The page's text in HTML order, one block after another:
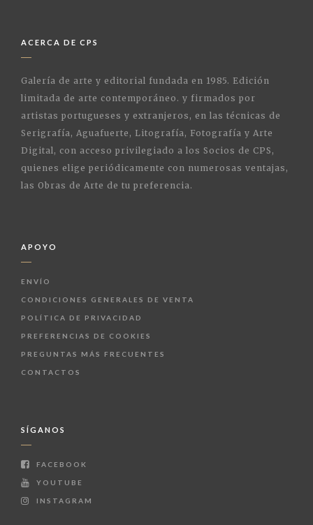
ACERCA DE CPS
Galería de arte y editorial fundada en 1985. Edición
limitada de arte contemporáneo. y firmados por
artistas portugueses y extranjeros, en las técnicas de
Serigrafía, Aguafuerte, Litografía, Fotografía y Arte
Digital, con acceso privilegiado a los Socios de CPS,
quienes elige periódicamente con numerosas ventajas,
las Obras de Arte de tu preferencia.
APOYO
ENVÍO
CONDICIONES GENERALES DE VENTA
POLÍTICA DE PRIVACIDAD
PREFERENCIAS DE COOKIES
PREGUNTAS MÁS FRECUENTES
CONTACTOS
SÍGANOS
FACEBOOK
YOUTUBE
INSTAGRAM